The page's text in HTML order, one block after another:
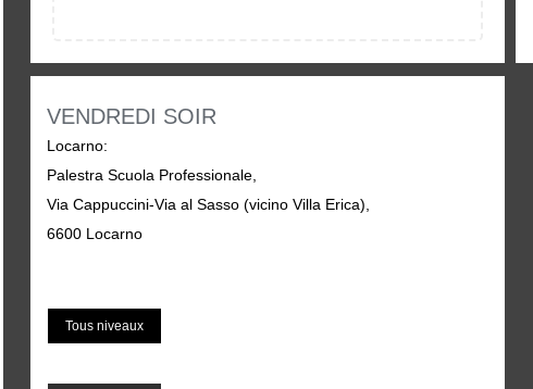
VENDREDI SOIR
Locarno:
Palestra Scuola Professionale,
Via Cappuccini-Via al Sasso (vicino Villa Erica),
6600 Locarno
Tous niveaux